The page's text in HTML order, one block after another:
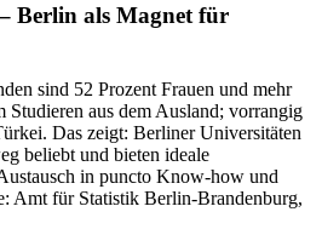
Berlin als Magnet für
sind 52 Prozent Frauen und mehr
Studieren aus dem Ausland; vorrangig
Das zeigt: Berliner Universitäten
beliebt und bieten ideale
in puncto Know-how und
Amt für Statistik Berlin-Brandenburg,